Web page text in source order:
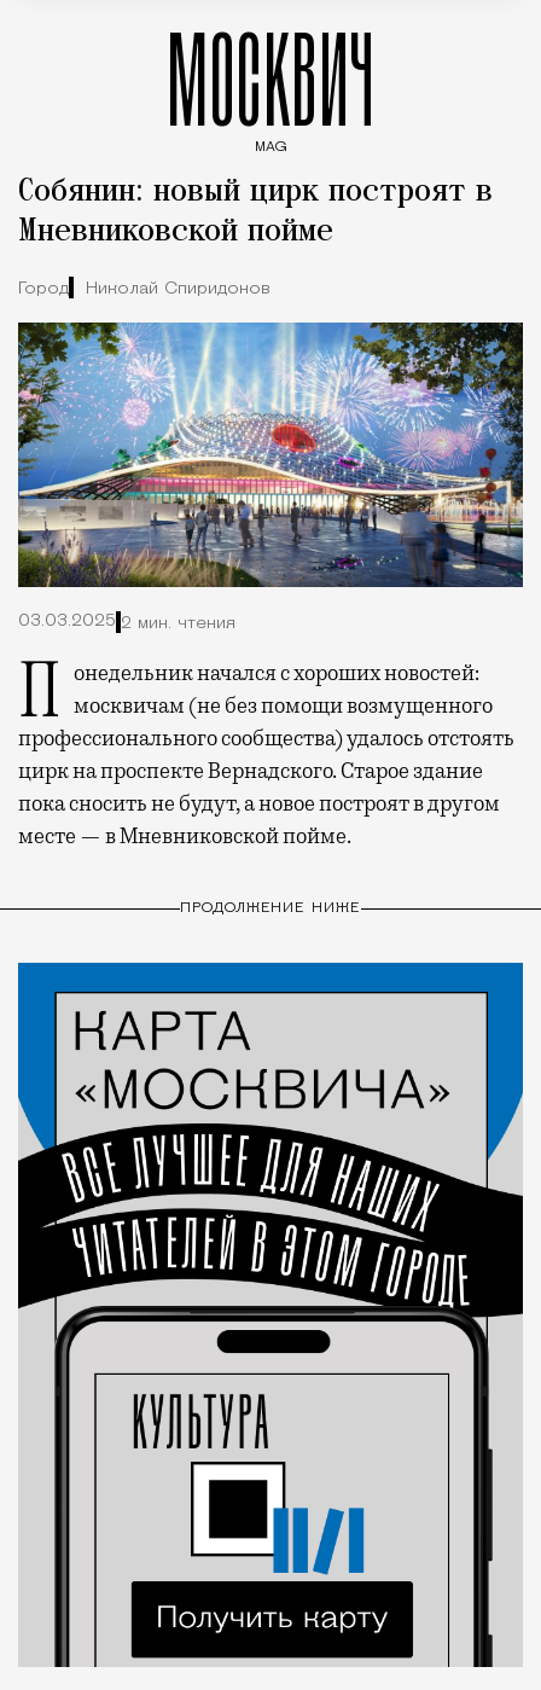
МОСКВИЧ
MAG
Собянин: новый цирк построят в
Мневниковской пойме
Город Николай Спиридонов
03.03.2025 2 мин. чтения
Понедельник начался с хороших новостей: москвичам (не без помощи возмущенного
профессионального сообщества) удалось отстоять
цирк на проспекте Вернадского. Старое здание
пока сносить не будут, а новое построят в другом
месте — в Мневниковской пойме.
ПРОДОЛЖЕНИЕ НИЖЕ